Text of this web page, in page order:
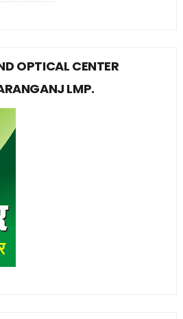
OPTICAL CENTER
LMP.